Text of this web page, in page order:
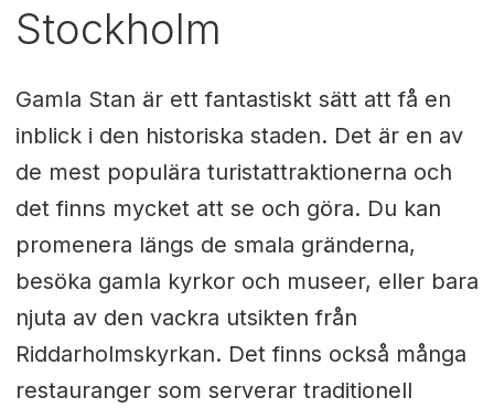
Stockholm
Gamla Stan är ett fantastiskt sätt att få en
inblick i den historiska staden. Det är en av
de mest populära turistattraktionerna och
det finns mycket att se och göra. Du kan
promenera längs de smala gränderna,
besöka gamla kyrkor och museer, eller bara
njuta av den vackra utsikten från
Riddarholmskyrkan. Det finns också många
restauranger som serverar traditionell